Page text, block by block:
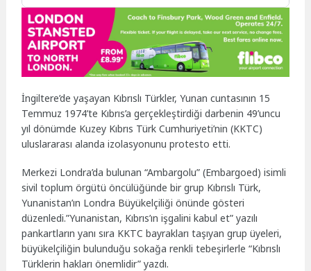
İngiltere’de yaşayan Kıbrıslı Türkler, Yunan cuntasının 15
Temmuz 1974’te Kıbrıs’a gerçekleştirdiği darbenin 49’uncu
yıl dönümde Kuzey Kıbrıs Türk Cumhuriyeti’nin (KKTC)
uluslararası alanda izolasyonunu protesto etti.
Merkezi Londra’da bulunan “Ambargolu” (Embargoed) isimli
sivil toplum örgütü öncülüğünde bir grup Kıbrıslı Türk,
Yunanistan’ın Londra Büyükelçiliği önünde gösteri
düzenledi.”Yunanistan, Kıbrıs’ın işgalini kabul et” yazılı
pankartların yanı sıra KKTC bayrakları taşıyan grup üyeleri,
büyükelçiliğin bulunduğu sokağa renkli tebeşirlerle “Kıbrıslı
Türklerin hakları önemlidir” yazdı.